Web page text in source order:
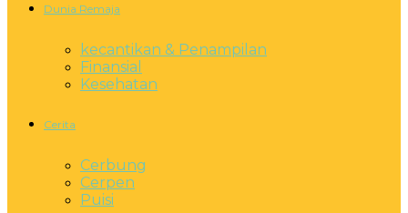
Dunia Remaja
kecantikan & Penampilan
Finansial
Kesehatan
Cerita
Cerbung
Cerpen
Puisi